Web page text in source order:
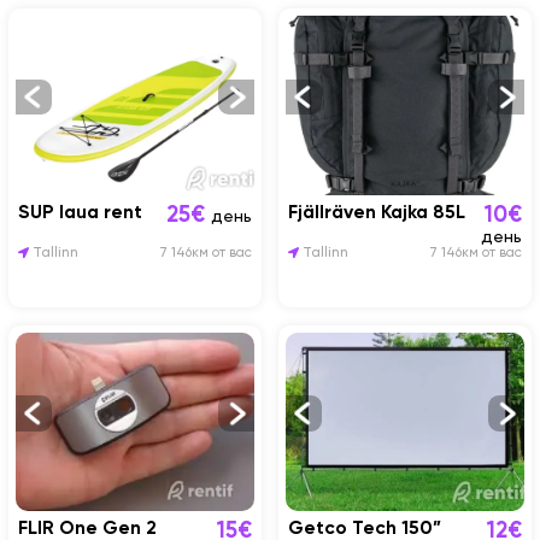
SUP laua rent 25€ день
Tallinn 7 146км от вас
Fjällräven Kajka 85L 10€
день
Tallinn 7 146км от вас
FLIR One Gen 2 15€ Getco Tech 150” 12€